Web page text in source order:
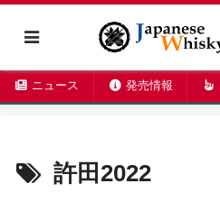
ニュース 発売情報
許田2022